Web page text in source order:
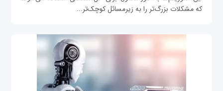
که مشکلات بزر‌گ‌تر را به زیرمسائل کوچک‌تر...